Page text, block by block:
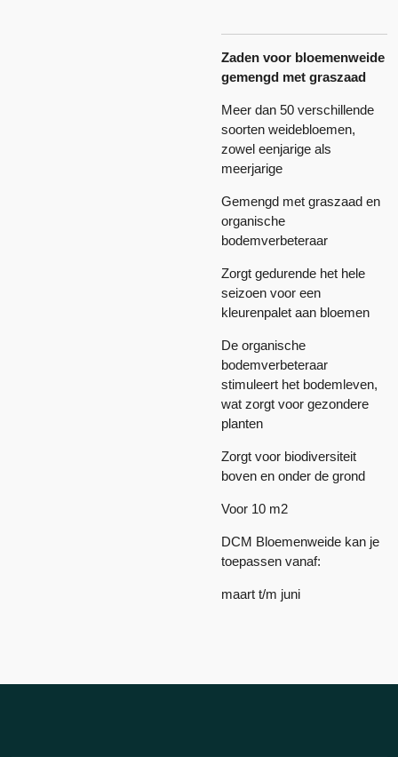
Zaden voor bloemenweide
gemengd met graszaad
Meer dan 50 verschillende
soorten weidebloemen,
zowel eenjarige als
meerjarige
Gemengd met graszaad en
organische
bodemverbeteraar
Zorgt gedurende het hele
seizoen voor een
kleurenpalet aan bloemen
De organische
bodemverbeteraar
stimuleert het bodemleven,
wat zorgt voor gezondere
planten
Zorgt voor biodiversiteit
boven en onder de grond
Voor 10 m2
DCM Bloemenweide kan je
toepassen vanaf:
maart t/m juni